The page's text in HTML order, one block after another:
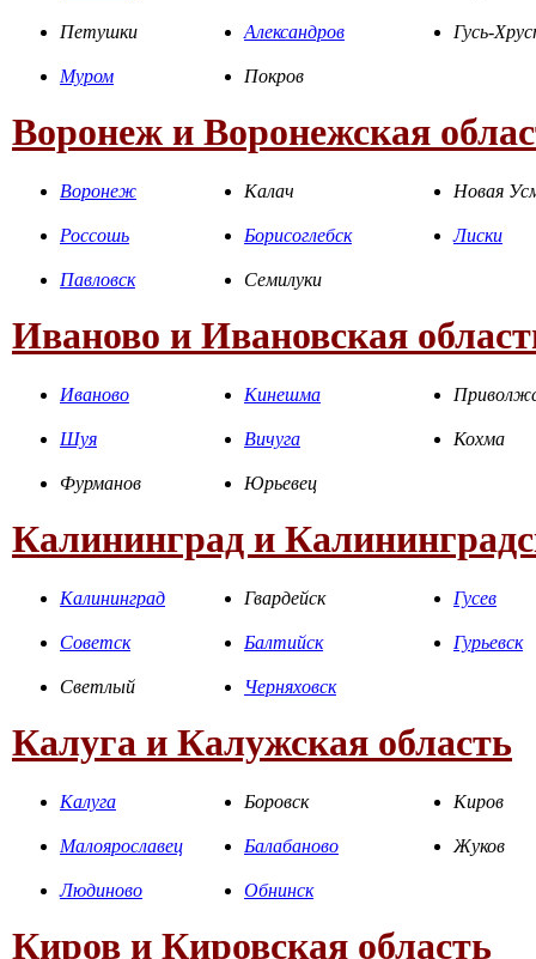
Петушки Александров Гусь-
Муром Покров
Воронеж и Воронежская
Воронеж Калач Новая
Россошь Борисоглебск Лиски
Павловск Семилуки
Иваново и Ивановская
Иваново Кинешма
Шуя Вичуга Кохма
Фурманов Юрьевец
Калининград и
Калининград Гвардейск Гусев
Советск Балтийск Гурьевск
Светлый Черняховск
Калуга и Калужская область
Калуга Боровск Киров
Малоярославец Балабаново Жуков
Людиново Обнинск
Киров и Кировская область